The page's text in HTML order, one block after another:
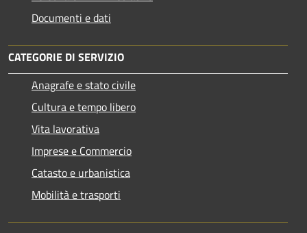
Documenti e dati
CATEGORIE DI SERVIZIO
Anagrafe e stato civile
Cultura e tempo libero
Vita lavorativa
Imprese e Commercio
Catasto e urbanistica
Mobilità e trasporti